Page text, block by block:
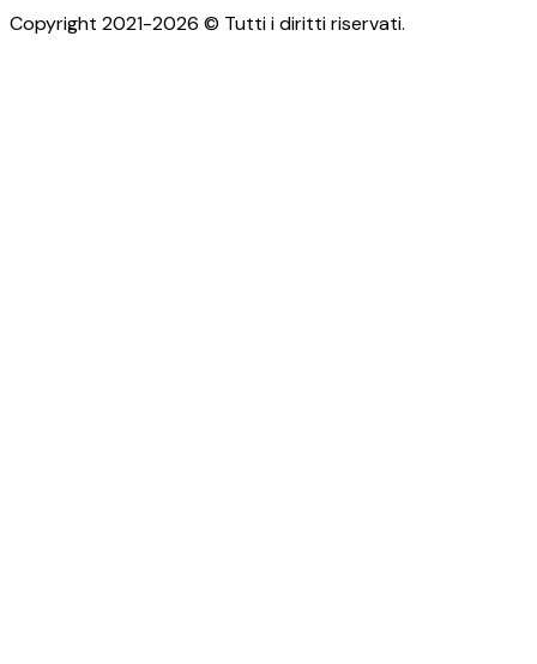
Copyright 2021-2026 © Tutti i diritti riservati.